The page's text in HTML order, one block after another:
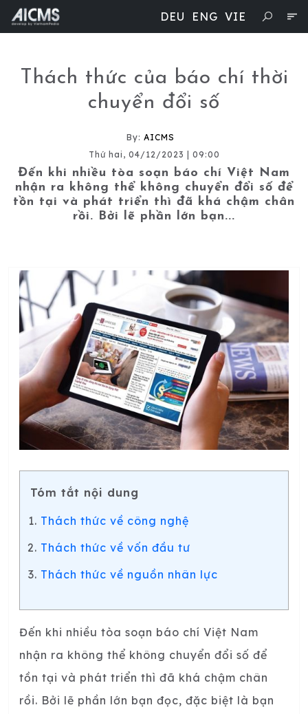
DEU ENG VIE
Thách thức của báo chí thời
chuyển đổi số
By: AICMS
Thứ hai, 04/12/2023 | 09:00
Đến khi nhiều tòa soạn báo chí Việt Nam
nhận ra không thể không chuyển đổi số để
tồn tại và phát triển thì đã khá chậm chân
rồi. Bởi lẽ phần lớn bạn...
Tóm tắt nội dung
Thách thức về công nghệ
Thách thức về vốn đầu tư
Thách thức về nguồn nhân lực
Đến khi nhiều tòa soạn báo chí Việt Nam
nhận ra không thể không chuyển đổi số để
tồn tại và phát triển thì đã khá chậm chân
rồi. Bởi lẽ phần lớn bạn đọc, đặc biệt là bạn